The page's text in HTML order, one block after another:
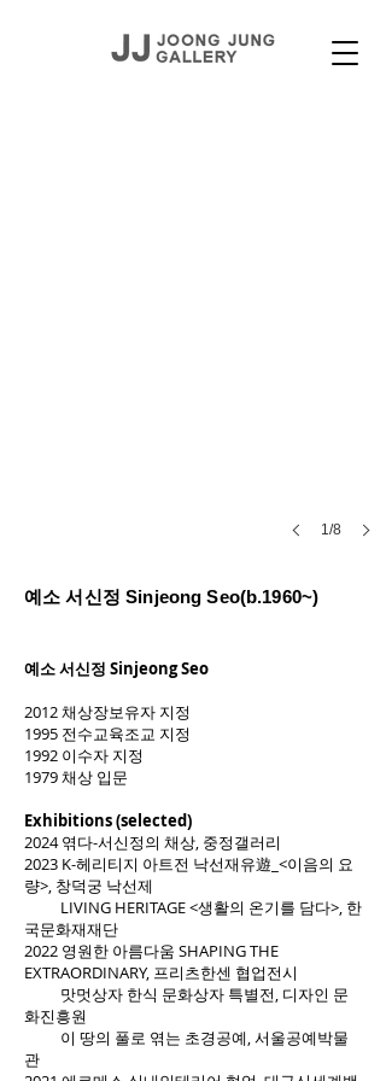
1/8
예소 서신정 Sinjeong Seo(b.1960~)
예소 서신정 Sinjeong Seo
2012 채상장보유자 지정
1995 전수교육조교 지정
1992 이수자 지정
1979 채상 입문
Exhibitions (selected)
2024 엮다-서신정의 채상, 중정갤러리
2023 K-헤리티지 아트전 낙선재유遊_<이음의 요
량>, 창덕궁 낙선제
LIVING HERITAGE <생활의 온기를 담다>, 한
국문화재재단
2022 영원한 아름다움 SHAPING THE
EXTRAORDINARY, 프리츠한센 협업전시
맛멋상자 한식 문화상자 특별전, 디자인 문
화진흥원
이 땅의 풀로 엮는 초경공예, 서울공예박물
관